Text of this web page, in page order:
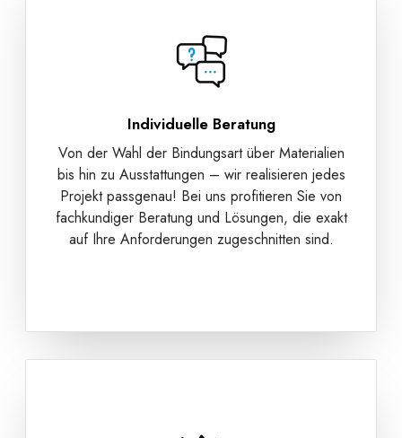
Individuelle Beratung
Von der Wahl der Bindungsart über Materialien
bis hin zu Ausstattungen – wir realisieren jedes
Projekt passgenau! Bei uns profitieren Sie von
fachkundiger Beratung und Lösungen, die exakt
auf Ihre Anforderungen zugeschnitten sind.